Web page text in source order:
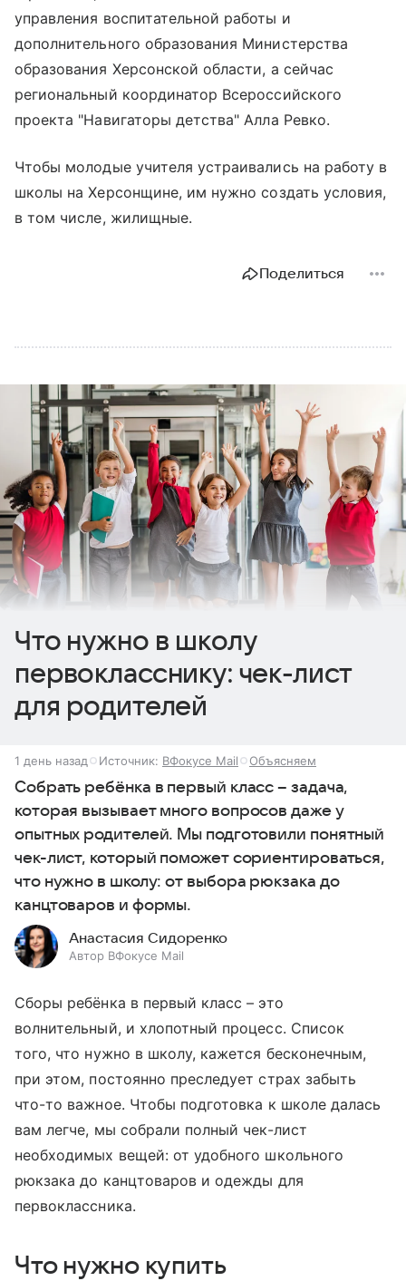
управления воспитательной работы и
дополнительного образования Министерства
образования Херсонской области, а сейчас
региональный координатор Всероссийского
проекта "Навигаторы детства" Алла Ревко.
Чтобы молодые учителя устраивались на работу в
школы на Херсонщине, им нужно создать условия,
в том числе, жилищные.
Поделиться
Что нужно в школу
первокласснику: чек-лист
для родителей
1 день назад Источник: ВФокусе Mail Объясняем
Собрать ребёнка в первый класс – задача,
которая вызывает много вопросов даже у
опытных родителей. Мы подготовили понятный
чек-лист, который поможет сориентироваться,
что нужно в школу: от выбора рюкзака до
канцтоваров и формы.
Анастасия Сидоренко
Автор ВФокусе Mail
Сборы ребёнка в первый класс – это
волнительный, и хлопотный процесс. Список
того, что нужно в школу, кажется бесконечным,
при этом, постоянно преследует страх забыть
что-то важное. Чтобы подготовка к школе далась
вам легче, мы собрали полный чек-лист
необходимых вещей: от удобного школьного
рюкзака до канцтоваров и одежды для
первоклассника.
Что нужно купить